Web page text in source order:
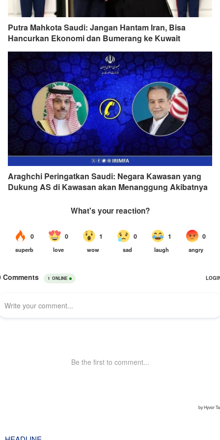
Putra Mahkota Saudi: Jangan Hantam Iran, Bisa
Hancurkan Ekonomi dan Bumerang ke Kuwait
Araghchi Peringatkan Saudi: Negara Kawasan yang
Dukung AS di Kawasan akan Menanggung Akibatnya